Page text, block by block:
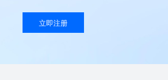
立即注册